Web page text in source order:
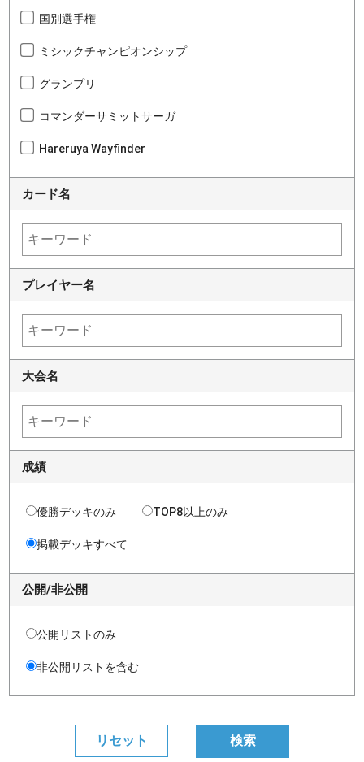
国別選手権
ミシックチャンピオンシップ
グランプリ
コマンダーサミットサーガ
Hareruya Wayfinder
カード名
プレイヤー名
大会名
成績
優勝デッキのみ TOP8以上のみ
掲載デッキすべて
公開/非公開
公開リストのみ
非公開リストを含む